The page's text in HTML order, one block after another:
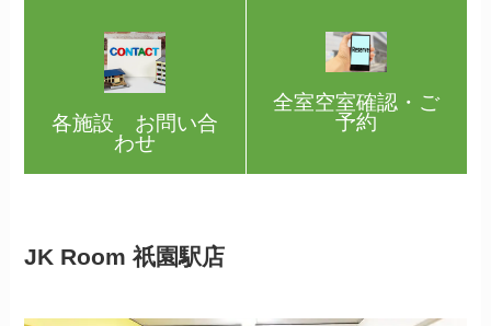
各施設 お問い合
わせ
全室空室確認・ご
予約
JK Room 祇園駅店